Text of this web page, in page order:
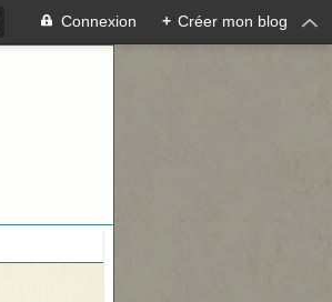
Connexion + Créer mon blog